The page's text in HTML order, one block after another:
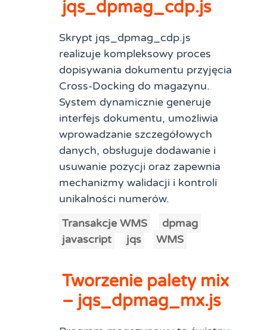
jqs_dpmag_cdp.js
Skrypt jqs_dpmag_cdp.js
realizuje kompleksowy proces
dopisywania dokumentu przyjęcia
Cross-Docking do magazynu.
System dynamicznie generuje
interfejs dokumentu, umożliwia
wprowadzanie szczegółowych
danych, obsługuje dodawanie i
usuwanie pozycji oraz zapewnia
mechanizmy walidacji i kontroli
unikalności numerów.
Transakcje WMS
dpmag
javascript
jqs WMS
Tworzenie palety mix
– jqs_dpmag_mx.js